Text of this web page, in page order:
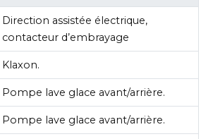
Direction assistée électrique,
contacteur d’embrayage
Klaxon.
Pompe lave glace avant/arrière.
Pompe lave glace avant/arrière.